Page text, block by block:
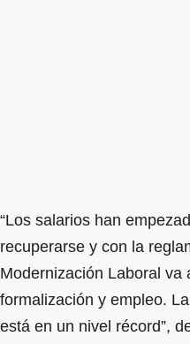
“Los salarios han
recuperarse y con la
Modernización Laboral va
formalización y empleo.
está en un nivel récord”,